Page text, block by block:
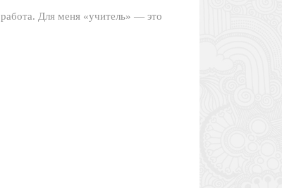
Для меня «учитель» — это